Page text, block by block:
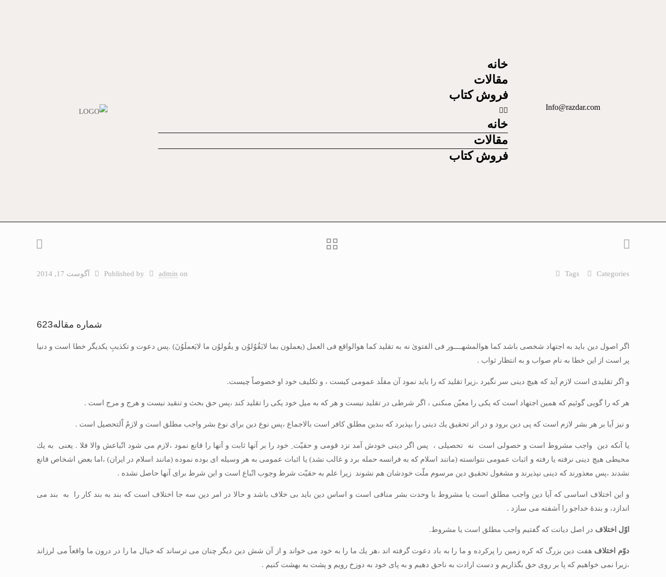
Info@razdar.com
خانه
مقالات
فروش کتاب
خانه
مقالات
فروش کتاب
Published by admin on آگوست 17, 2014 Categories
Tags
شماره مقاله623
اگر اصول دين بايد به اجتهاد شخصى باشد كما هوالمشهــــور فى الفتوىٰ نه به تقليد كما هوالواقع فى‏ العمل (يعملون بما لايَقُوُلوُن و يقُولوُن ما لايَعملَوُنَ) .پس دعوت و تكذيبِ يكديگر خطا است و دنيا
پر است از اين خطا به نام صواب و به انتظار ثواب .
و اگر تقليدى است لازم آيد كه هيچ دينى سر نگيرد ،زيرا تقليد كه را بايد نمود آن مقلَد عمومى كيست ، و تكليف خود او خصوصاً چيست.
هر كه را گويى گوئيم كه همين اجتهاد است كه يكى را معيّن مى‏كنى ، اگر شرطى در تقليد نيست و هر كه به ميل خود يكى را تقليد كند ،پس حق بحث و تنقيد نيست و هرج و مرج است .
و نيز آيا بر هر بشر لازم است كه پى دين برود و در اثر تحقيق يك دينى را بپذيرد كه بى‏دين مطلق كافر است بالاجماع ،پس نوع دين براى نوع بشر واجب مطلق است و لازمُ اّلتحصيل است .
يا آنكه دين واجب مشروط است و حصولى است نه تحصيلى ، پس اگر دينى خودش آمد نزد قومى و حقيّت ِ خود را بر آنها ثابت و آنها را قانع نمود ،لازم مى ‏شود اتّباعش والا فلا . يعنى به ‏يك
محيطى هيچ دينى نرفته يا رفته و اثبات عمومى نتوانسته (مانند اسلام كه به فرانسه حمله برد و غالب نشد) يا اثبات عمومى به هر وسيله‏ اى بوده نموده (مانند اسلام در ايران) ،اما بعض اشخاص قانع
نشدند ،پس معذورند كه دينى نپذيرند و مشغول تحقيق دين مرسوم ملّت خودشان هم نشوند زيرا علم به حقيّت شرط وجوب اتّباع است و اين شرط براى آنها حاصل نشده .
و اين اختلاف اساسى كه آيا دين واجب مطلق است يا مشروط با وحدت بشر منافى است و اساس دين بايد بى‏ خلاف باشد و حالا در امر دين سه جا اختلاف است كه بند به بند كار را به بند مى‏
اندازد، و بندۀ خداجو را آشفته مى‏ سازد .
اوّل اختلاف در اصل ديانت كه گفتيم واجب مطلق است يا مشروط.
دوّم اختلاف هفت دين بزرگ كه كره زمين را پركرده و ما را به باد دعوت گرفته‏ اند ،هر يك ما را به خود مى‏ خواند و از آن شش دين ديگر چنان مى‏ ترساند كه خيال ما را در درون ما واقعاً مى‏ لرزاند
،زيرا نمى‏ خواهيم كه پا بر روى حق بگذاريم و دست ارادت به ناحق دهيم و به پاى خود به دوزخ رويم و پشت به بهشت كنيم .